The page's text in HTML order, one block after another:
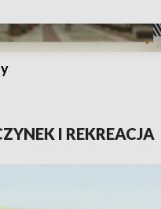
I REKREACJA